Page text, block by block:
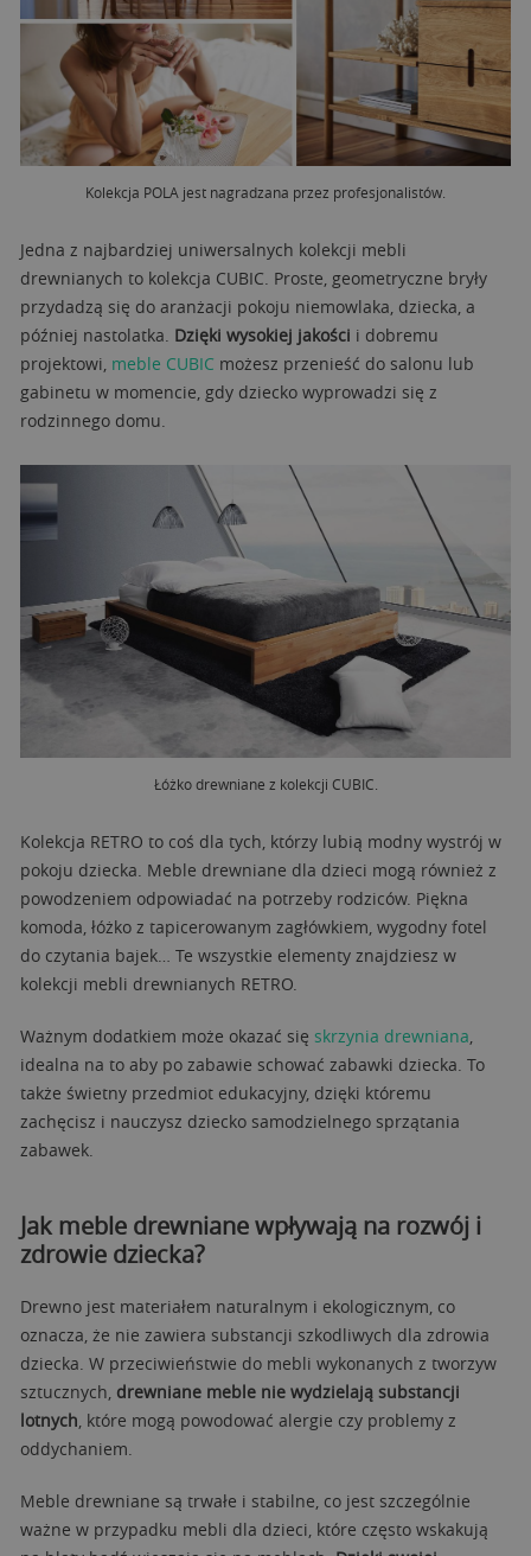
Kolekcja POLA jest nagradzana przez profesjonalistów.
Jedna z najbardziej uniwersalnych kolekcji mebli
drewnianych to kolekcja CUBIC. Proste, geometryczne bryły
przydadzą się do aranżacji pokoju niemowlaka, dziecka, a
później nastolatka. Dzięki wysokiej jakości i dobremu
projektowi, meble CUBIC możesz przenieść do salonu lub
gabinetu w momencie, gdy dziecko wyprowadzi się z
rodzinnego domu.
Łóżko drewniane z kolekcji CUBIC.
Kolekcja RETRO to coś dla tych, którzy lubią modny wystrój w
pokoju dziecka. Meble drewniane dla dzieci mogą również z
powodzeniem odpowiadać na potrzeby rodziców. Piękna
komoda, łóżko z tapicerowanym zagłówkiem, wygodny fotel
do czytania bajek… Te wszystkie elementy znajdziesz w
kolekcji mebli drewnianych RETRO.
Ważnym dodatkiem może okazać się skrzynia drewniana
idealna na to aby po zabawie schować zabawki dziecka. To
także świetny przedmiot edukacyjny, dzięki któremu
zachęcisz i nauczysz dziecko samodzielnego sprzątania
zabawek.
Jak meble drewniane wpływają na rozwój i
zdrowie dziecka?
Drewno jest materiałem naturalnym i ekologicznym, co
oznacza, że nie zawiera substancji szkodliwych dla zdrowia
dziecka. W przeciwieństwie do mebli wykonanych z tworzyw
sztucznych, drewniane meble nie wydzielają substancji
lotnych , które mogą powodować alergie czy problemy z
oddychaniem.
Meble drewniane są trwałe i stabilne, co jest szczególnie
ważne w przypadku mebli dla dzieci, które często wskakują